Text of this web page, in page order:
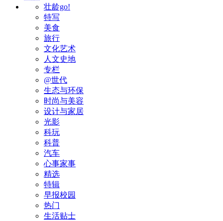
壮龄go!
特写
美食
旅行
文化艺术
人文史地
专栏
@世代
生态与环保
时尚与美容
设计与家居
光影
科玩
科普
汽车
心事家事
精选
特辑
早报校园
热门
生活贴士